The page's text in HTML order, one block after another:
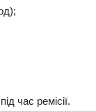
час ремісії.